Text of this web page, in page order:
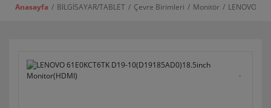
Anasayfa BİLGİSAYAR/TABLET Çevre Birimleri Monitör LENOVO